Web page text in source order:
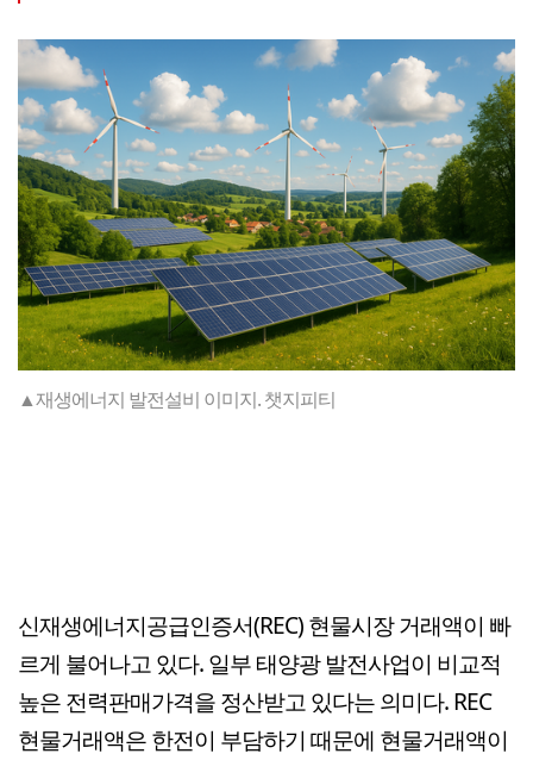
▲재생에너지 발전설비 이미지. 챗지피티
신재생에너지공급인증서(REC) 현물시장 거래액이 빠
르게 불어나고 있다. 일부 태양광 발전사업이 비교적
높은 전력판매가격을 정산받고 있다는 의미다. REC
현물거래액은 한전이 부담하기 때문에 현물거래액이